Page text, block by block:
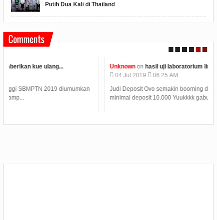
Putih Dua Kali di Thailand
Comments
Unknownonhasil uji laboratorium limbah plastik...
Judi Deposit Ovo semakin booming di dunia judi online dengan
minimal deposit 10.000 Yuukkkk gabung j...